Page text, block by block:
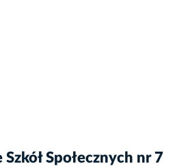
Społecznych nr 7